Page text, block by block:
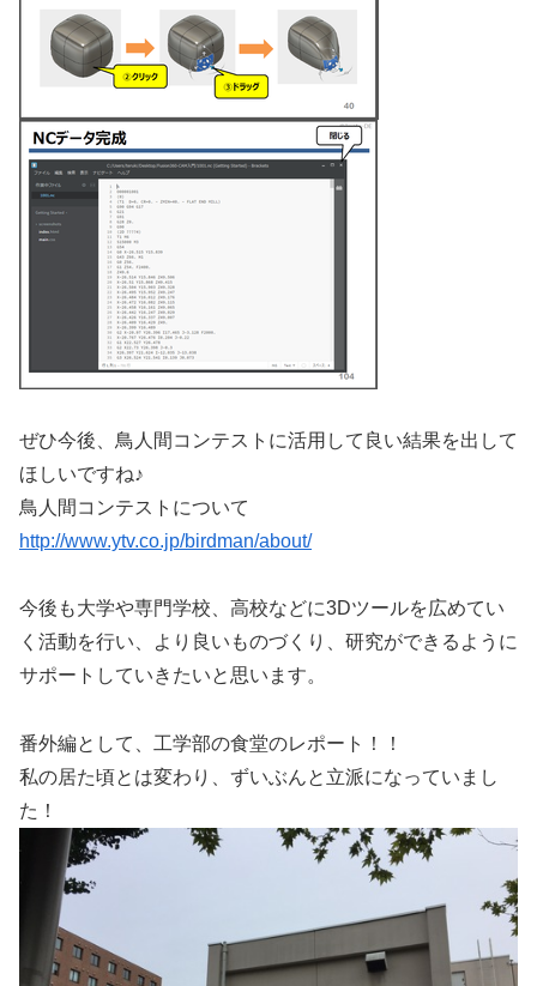
ぜひ今後、鳥人間コンテストに活用して良い結果を出して
ほしいですね♪
鳥人間コンテストについて
http://www.ytv.co.jp/birdman/about/
今後も大学や専門学校、高校などに3Dツールを広めてい
く活動を行い、より良いものづくり、研究ができるように
サポートしていきたいと思います。
番外編として、工学部の食堂のレポート！！
私の居た頃とは変わり、ずいぶんと立派になっていまし
た！